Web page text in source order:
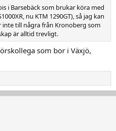
i Barsebäck som brukar köra med
nu KTM 1290GT), så jag kan
till några från Kronoberg som
är alltid trevligt.
som bor i Växjö,